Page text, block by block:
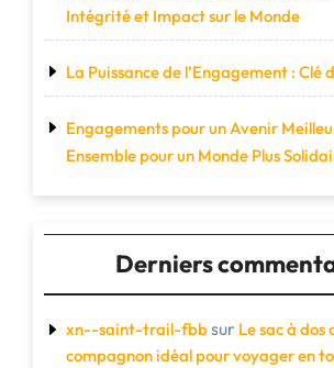
Intégrité et Impact sur le Monde
La Puissance de l’Engagement : Clé
Engagements pour un Avenir
Ensemble pour un Monde Plus
Derniers
xn--saint-trail-fbbsur Le sac à dos
compagnon idéal pour voyager en